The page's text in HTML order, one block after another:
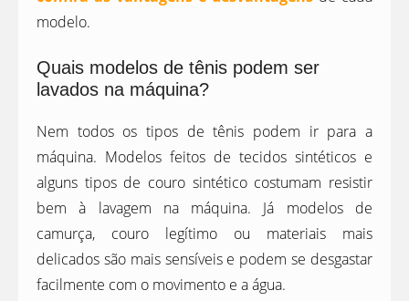
modelo.
Quais modelos de tênis podem ser
lavados na máquina?
Nem todos os tipos de tênis podem ir para a
máquina. Modelos feitos de tecidos sintéticos e
alguns tipos de couro sintético costumam resistir
bem à lavagem na máquina. Já modelos de
camurça, couro legítimo ou materiais mais
delicados são mais sensíveis e podem se desgastar
facilmente com o movimento e a água.